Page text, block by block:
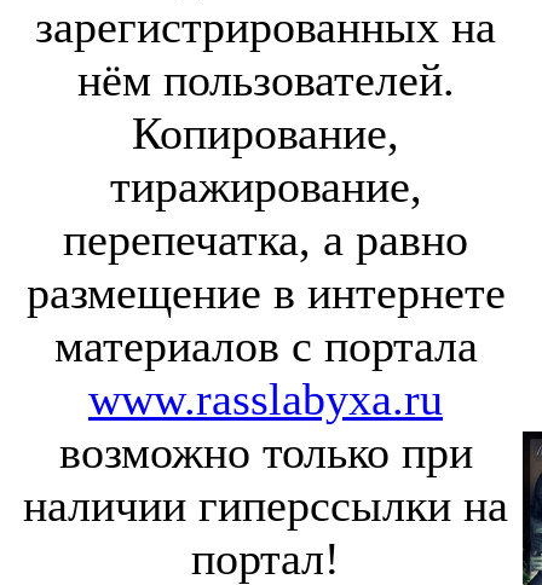
зарегистрированных на
нём пользователей.
Копирование,
тиражирование,
перепечатка, а равно
размещение в интернете
материалов с портала
www.rasslabyxa.ru
возможно только при
наличии гиперссылки на
портал!